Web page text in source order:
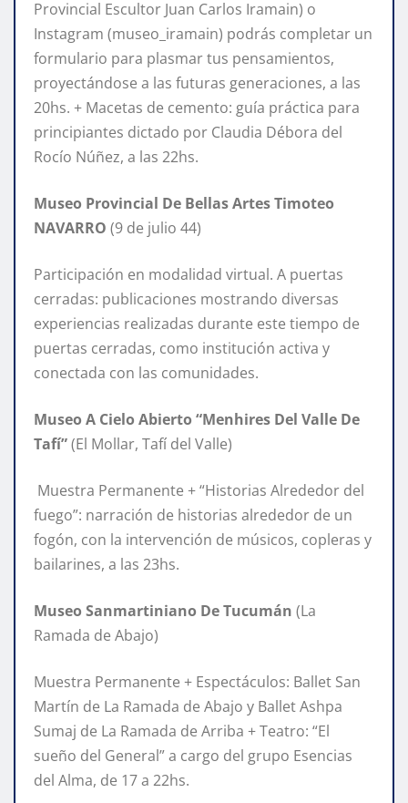
Provincial Escultor Juan Carlos Iramain) o
Instagram (museo_iramain) podrás completar un
formulario para plasmar tus pensamientos,
proyectándose a las futuras generaciones, a las
20hs. + Macetas de cemento: guía práctica para
principiantes dictado por Claudia Débora del
Rocío Núñez, a las 22hs.
Museo Provincial De Bellas Artes Timoteo
NAVARRO (9 de julio 44)
Participación en modalidad virtual. A puertas
cerradas: publicaciones mostrando diversas
experiencias realizadas durante este tiempo de
puertas cerradas, como institución activa y
conectada con las comunidades.
Museo A Cielo Abierto “Menhires Del Valle De
Tafí”(El Mollar, Tafí del Valle)
Muestra Permanente + “Historias Alrededor del
fuego”: narración de historias alrededor de un
fogón, con la intervención de músicos, copleras y
bailarines, a las 23hs.
Museo Sanmartiniano De Tucumán (La
Ramada de Abajo)
Muestra Permanente + Espectáculos: Ballet San
Martín de La Ramada de Abajo y Ballet Ashpa
Sumaj de La Ramada de Arriba + Teatro: “El
sueño del General” a cargo del grupo Esencias
del Alma, de 17 a 22hs.